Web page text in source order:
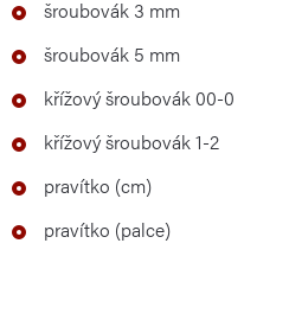
šroubovák 3 mm
šroubovák 5 mm
křížový šroubovák 00-0
křížový šroubovák 1-2
pravítko (cm)
pravítko (palce)